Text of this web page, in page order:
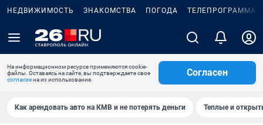
НЕДВИЖИМОСТЬ ЗНАКОМСТВА ПОГОДА ТЕЛЕПРОГРАММА
На информационном ресурсе применяются cookie-
файлы. Оставаясь на сайте, вы подтверждаете свое
согласиена их использование.
Согласен
Как арендовать авто на КМВ и не потерять деньги Теплые и